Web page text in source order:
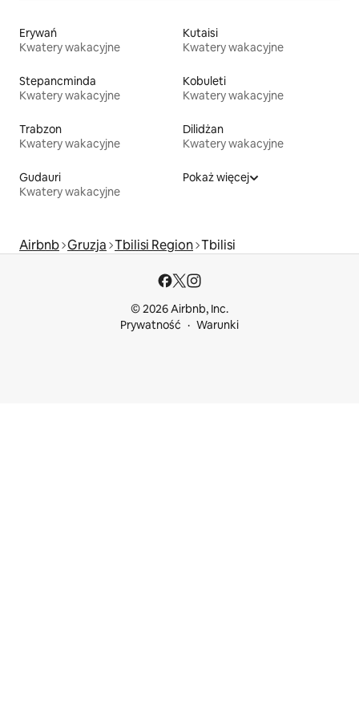
Erywań
Kwatery wakacyjne
Kutaisi
Kwatery wakacyjne
Stepancminda
Kwatery wakacyjne
Kobuleti
Kwatery wakacyjne
Trabzon
Kwatery wakacyjne
Dilidżan
Kwatery wakacyjne
Gudauri
Kwatery wakacyjne
Pokaż więcej
Airbnb Gruzja Tbilisi Region Tbilisi
© 2026 Airbnb, Inc.
Prywatność
Warunki